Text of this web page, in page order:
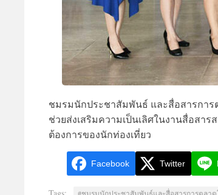
ชมรมนักประชาสัมพันธ์ และสื่อสารการต
ช่วยส่งเสริมความเป็นเลิศในงานสื่อสา
ต้องการของนักท่องเที่ยว
Facebook Twitter